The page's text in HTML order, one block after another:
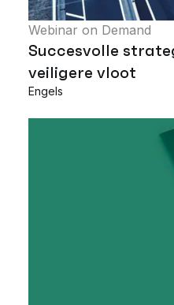
Webinar on Demand
Succesvolle
veiligere vloot
Engels